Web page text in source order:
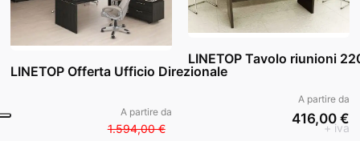
LINETOP Offerta Ufficio Direzionale
A partire da
1.594,00 €
LINETOP Tavolo riunioni
A partire da
416,00 €
+ iva